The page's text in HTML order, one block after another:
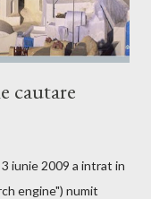
cautare
iunie 2009 a intrat in
engine") numit